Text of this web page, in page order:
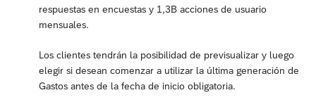
respuestas en encuestas y 1,3B acciones de usuario
mensuales.
Los clientes tendrán la posibilidad de previsualizar y luego
elegir si desean comenzar a utilizar la última generación de
Gastos antes de la fecha de inicio obligatoria.